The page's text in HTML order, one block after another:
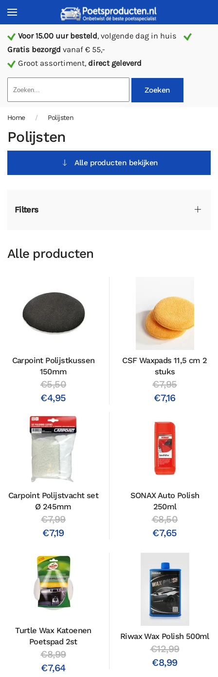
Voor 15.00 uur besteld, volgende dag in huis
Gratis bezorgd vanaf € 55,-
Groot assortiment, direct geleverd
Zoeken
Home Polijsten
Polijsten
Alle producten bekijken
Alle producten
Carpoint Polijstkussen
150mm
€5,50
€4,95
CSF Waxpads 11,5 cm 2
stuks
€7,95
€7,16
Carpoint Polijstvacht set
Ø 245mm
€7,99
€7,19
SONAX Auto Polish
250ml
€8,50
€7,65
Turtle Wax Katoenen
Poetspad 2st
€8,99
€7,64
Riwax Wax Polish 500ml
€12,99
€8,99
Filters